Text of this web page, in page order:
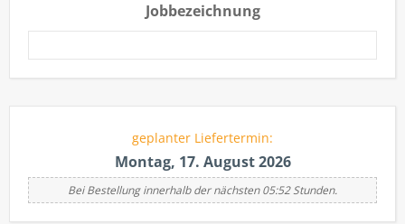
Jobbezeichnung
geplanter Liefertermin:
Montag, 17. August 2026
Bei Bestellung innerhalb der nächsten 05:52 Stunden.